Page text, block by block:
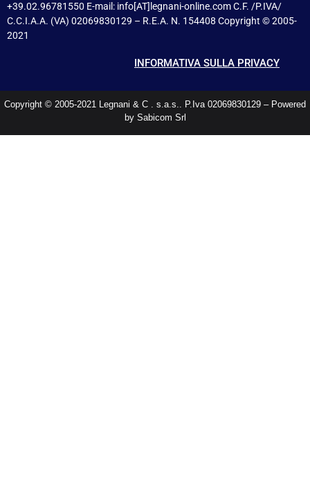
+39.02.96781550 E-mail: info[AT]legnani-online.com C.F. /P.IVA/
C.C.I.A.A. (VA) 02069830129 – R.E.A. N. 154408 Copyright © 2005-
2021
INFORMATIVA SULLA PRIVACY
Copyright © 2005-2021 Legnani & C . s.a.s.. P.Iva 02069830129 – Powered
by Sabicom Srl